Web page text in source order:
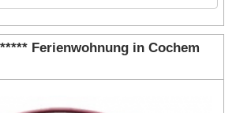
Ferienwohnung in Cochem